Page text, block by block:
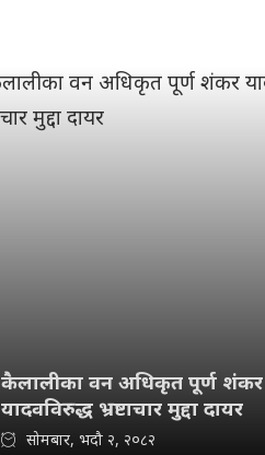
कैलालीका वन अधिकृत पूर्ण शंकर
यादवविरुद्ध भ्रष्टाचार मुद्दा दायर
सोमबार, भदौ २, २०८२